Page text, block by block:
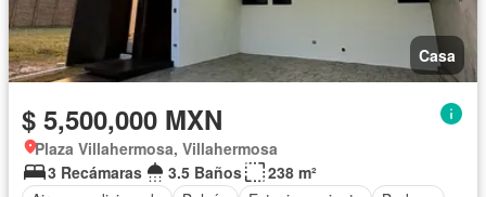
Casa
$ 5,500,000 MXN
Plaza Villahermosa, Villahermosa
3 Recámaras
3.5 Baños
238 m²